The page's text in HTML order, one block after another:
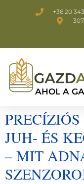
+36 20
AHOL A
JUH- ÉS
– MIT